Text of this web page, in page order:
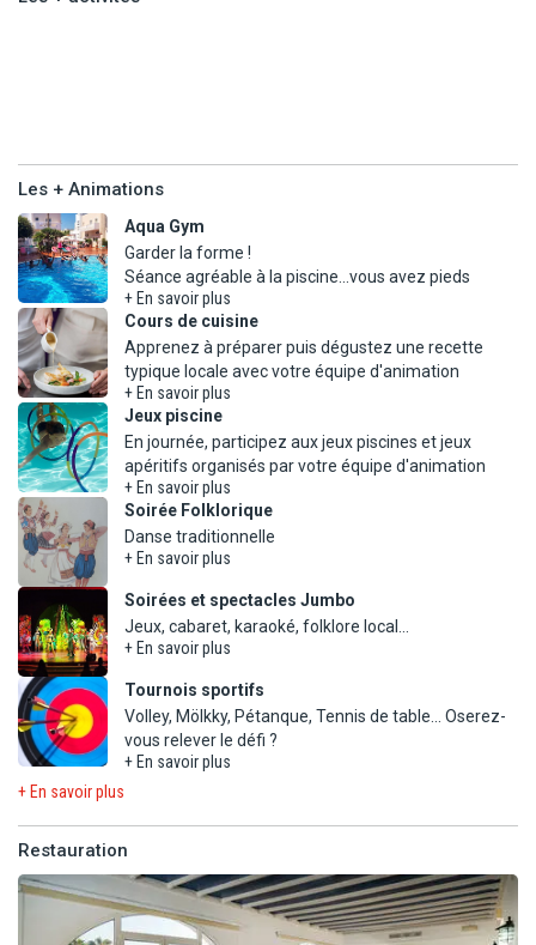
Les + Animations
Aqua Gym
Garder la forme !
+ En savoir plus
Cours de cuisine
Apprenez à préparer puis dégustez une recette
+ En savoir plus
Jeux piscine
En journée, participez aux jeux piscines et jeux
+ En savoir plus
Soirée Folklorique
+ En savoir plus
Soirées et spectacles Jumbo
+ En savoir plus
Tournois sportifs
Volley, Mölkky, Pétanque, Tennis de table... Oserez-
+ En savoir plus
+ En savoir plus
Restauration